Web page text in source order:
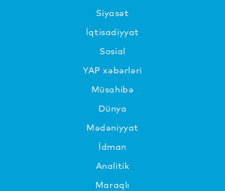
Siyasət
İqtisadiyyat
Sosial
YAP xəbərləri
Müsahibə
Dünya
Mədəniyyat
İdman
Analitik
Maraqlı